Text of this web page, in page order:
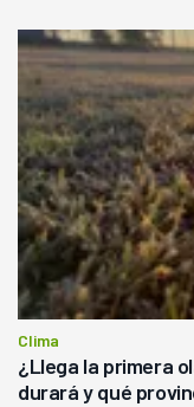
Clima
¿Llega la primera
durará y qué